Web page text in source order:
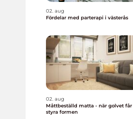
02. aug
Fördelar med parterapi i västerås
02. aug
Måttbeställd matta - när golvet får
styra formen